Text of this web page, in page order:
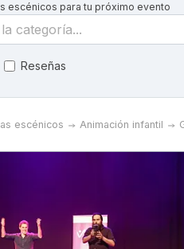
escénicos para tu próximo evento
categoría...
Reseñas
escénicos Animación infantil